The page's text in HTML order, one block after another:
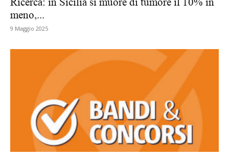
meno,...
9 Maggio 2025